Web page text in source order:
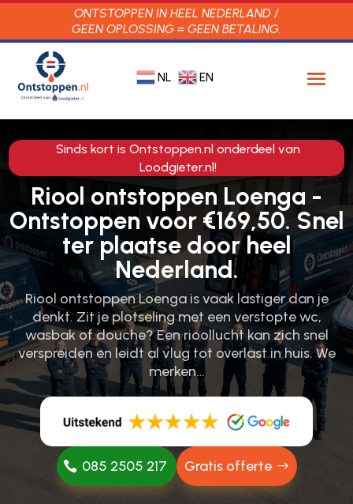
ONTSTOPPEN IN HEEL NEDERLAND /
GEEN OPLOSSING = GEEN BETALING.
NL EN
Sinds kort is Ontstoppen.nl onderdeel van
Loodgieter.nl!
Riool ontstoppen Loenga -
Ontstoppen voor €169,50. Snel
ter plaatse door heel
Nederland.
Riool ontstoppen Loenga is vaak lastiger dan je
denkt.​ Zit je plotseling met een verstopte wc,
wasbak of douche? Een rioollucht kan zich snel
verspreiden en leidt al vlug tot overlast in huis.​ We
merken…
085 2505 217 Gratis offerte